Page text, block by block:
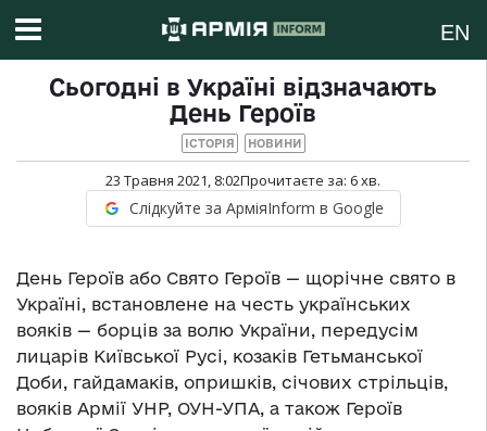
EN
Сьогодні в Україні відзначають
День Героїв
ІСТОРІЯ НОВИНИ
23 Травня 2021, 8:02Прочитаєте за: 6хв.
Слідкуйте за АрміяInform в Google
День Героїв або Свято Героїв — щорічне свято в
Україні, встановлене на честь українських
вояків — борців за волю України, передусім
лицарів Київської Русі, козаків Гетьманської
Доби, гайдамаків, опришків, січових стрільців,
вояків Армії УНР, ОУН-УПА, а також Героїв